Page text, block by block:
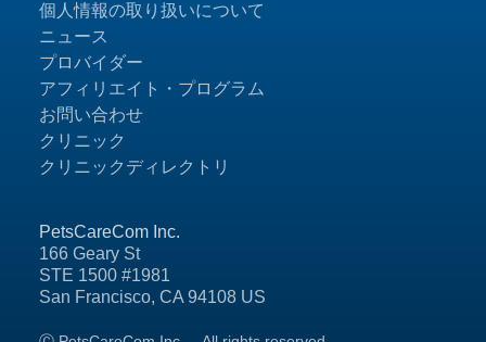
PetsCareCom Inc.
166 Geary St
STE 1500 #1981
San Francisco, CA 94108 US
個人情報の取り扱いについて
ニュース
プロバイダー
アフィリエイト・プログラム
お問い合わせ
クリニック
クリニックディレクトリ